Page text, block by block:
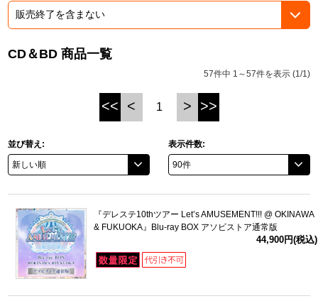
ナムコクラシック
ドラゴンボール
ラブライブ！
ラブライブ！サンシャイン‼
CD＆BD 商品一覧
57件中 1～57件を表示 (1/1)
<< < 1 > >>
並び替え: 表示件数:
『デレステ10thツアー Let’s AMUSEMENT!!! @ OKINAWA
& FUKUOKA』Blu-ray BOX アソビストア通常版
44,900円(税込)